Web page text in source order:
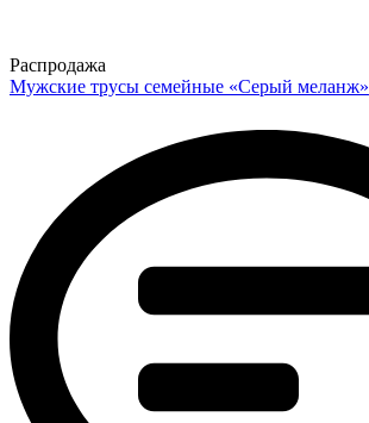
Распродажа
Мужские трусы семейные «Серый меланж»